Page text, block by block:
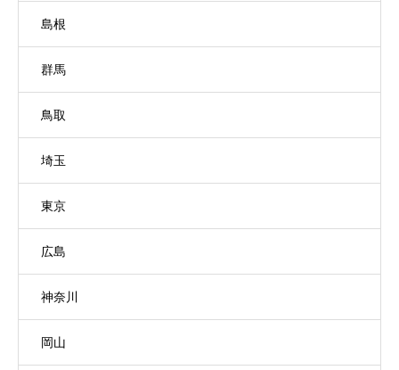
島根
群馬
鳥取
埼玉
東京
広島
神奈川
岡山